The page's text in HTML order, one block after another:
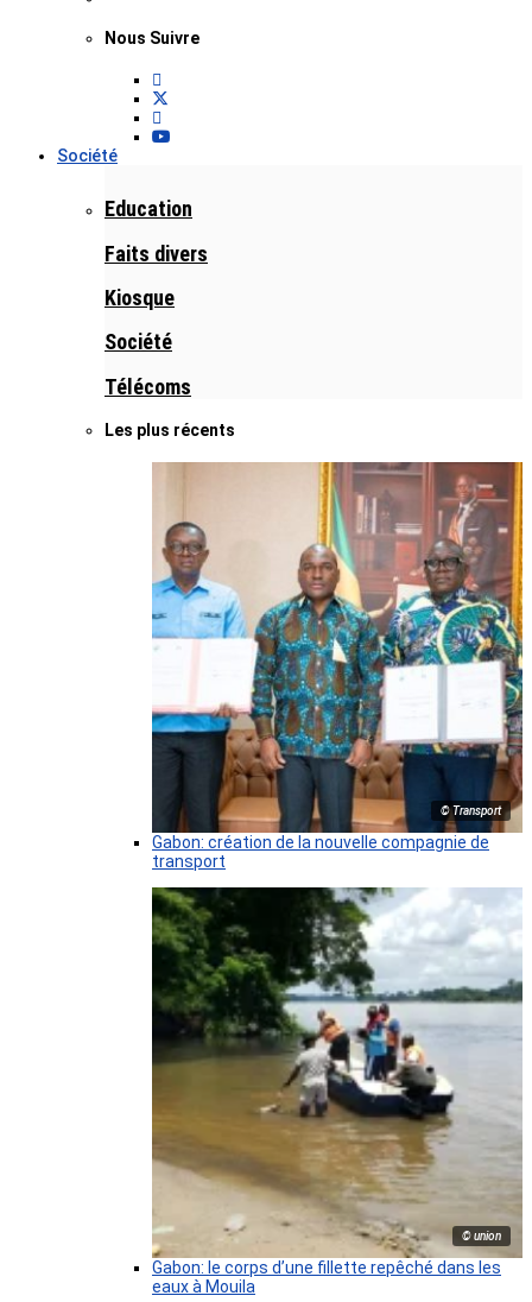
Nous Suivre
Société
Education
Faits divers
Kiosque
Société
Télécoms
Les plus récents
© Transport
Gabon: création de la nouvelle compagnie de
transport
© union
Gabon: le corps d’une fillette repêché dans les
eaux à Mouila